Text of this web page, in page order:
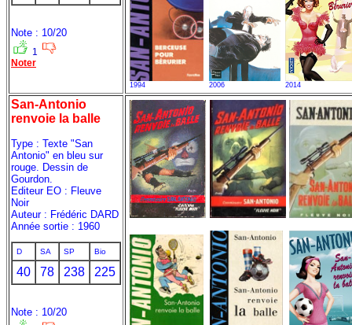
Note : 10/20
1
Noter
1994 2006 2014
San-Antonio
renvoie la balle
Type : Texte "San
Antonio" en bleu sur
rouge. Dessin de
Gourdon.
Editeur EO : Fleuve
Noir
Auteur : Frédéric DARD
Année sortie : 1960
D SA SP Bio
40 78 238 225
Note : 10/20